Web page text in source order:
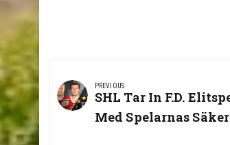
navigation
PREVIOUS
Previous
Post:
SHL Tar In F.d.
Med Spelarnas